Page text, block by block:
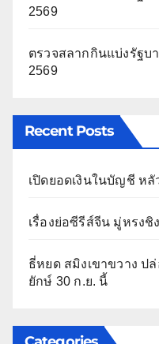
2569
ตรวจสลากกินแบ่งรัฐบ
2569
Recent Posts
เปิดยอดเงินในบัญชี ห
เรื่องย่อซีรีส์จีน มู่หรงชิ
ธี่หยด สมิงเขาขวาง ป
ยักษ์ 30 ก.ย. นี้